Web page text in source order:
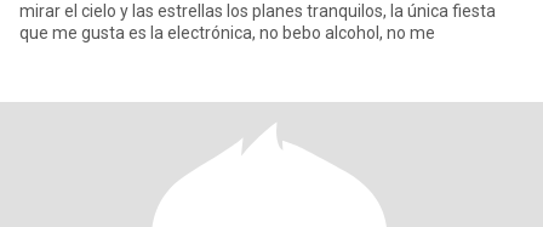
mirar el cielo y las estrellas los planes tranquilos, la única fiesta
que me gusta es la electrónica, no bebo alcohol, no me